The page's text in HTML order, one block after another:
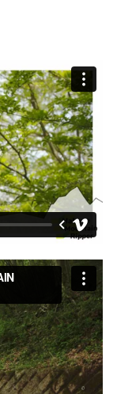
120SECfromHakone